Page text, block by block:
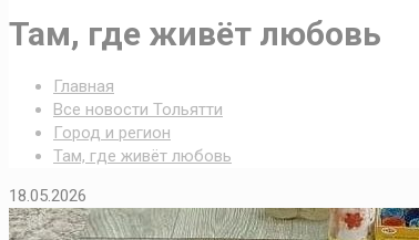
Там, где живёт любовь
Главная
Все новости Тольятти
Город и регион
Там, где живёт любовь
18.05.2026